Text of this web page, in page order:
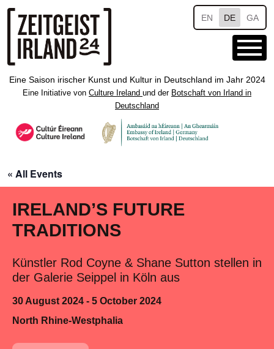
Skip to main content
EN DE GA
Eine Saison irischer Kunst und Kultur in Deutschland im Jahr 2024
Eine Initiative von Culture Ireland und der Botschaft von Irland in
Deutschland
« All Events
IRELAND’S FUTURE
TRADITIONS
Künstler Rod Coyne & Shane Sutton stellen in
der Galerie Seippel in Köln aus
30 August 2024 - 5 October 2024
North Rhine-Westphalia